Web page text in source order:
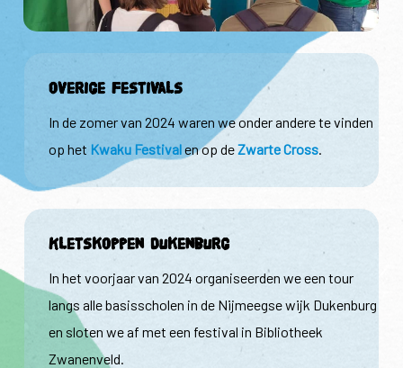
overige Festivals
In de zomer van 2024 waren we onder andere te vinden
op het Kwaku Festivalen op deZwarte Cross.
Kletskoppen Dukenburg
In het voorjaar van 2024 organiseerden we een tour
langs alle basisscholen in de Nijmeegse wijk Dukenburg
en sloten we af met een festival in Bibliotheek
Zwanenveld.